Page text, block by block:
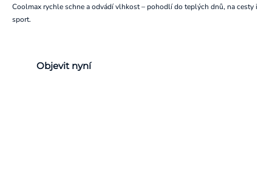
Coolmax rychle schne a odvádí vlhkost – pohodlí do teplých dnů, na cesty i
sport.
Objevit nyní